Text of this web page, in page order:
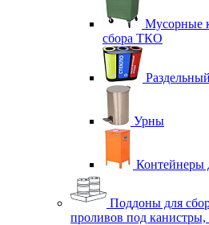
Мусорные
сбора ТКО
Урны
Контейнеры
Поддоны для
проливов под